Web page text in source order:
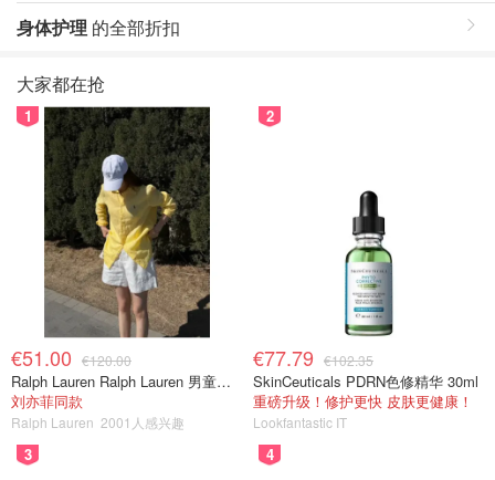
身体护理 的全部折扣
大家都在抢
1
€51.00 €120.00
Ralph Lauren Ralph Lauren 男童亚麻衬衫
刘亦菲同款
Ralph Lauren 2001人感兴趣
2
€77.79 €102.35
SkinCeuticals PDRN色修精华 30ml
重磅升级！修护更快 皮肤更健康！
Lookfantastic IT
3 4